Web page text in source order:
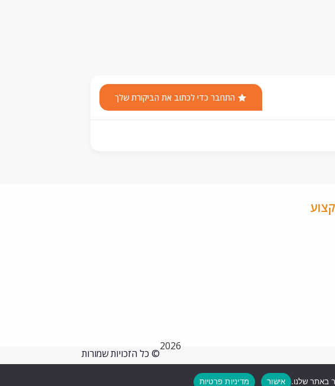
התחבר כדי לכתוב את הביקורת שלך
© כל הזכויות שמורות
2026
אישור מדיניות פרטיות